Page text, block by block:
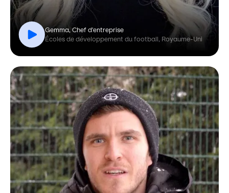
Gemma, Chef d'entreprise
Écoles de développement du football, Royaume-Uni